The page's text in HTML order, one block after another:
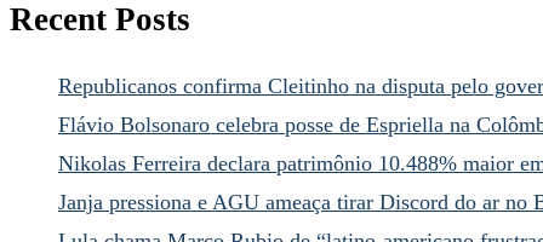
Recent Posts
Republicanos confirma Cleitinho na disputa pelo
Flávio Bolsonaro celebra posse de Espriella na
Nikolas Ferreira declara patrimônio 10.488% maior
Janja pressiona e AGU ameaça tirar Discord do ar no